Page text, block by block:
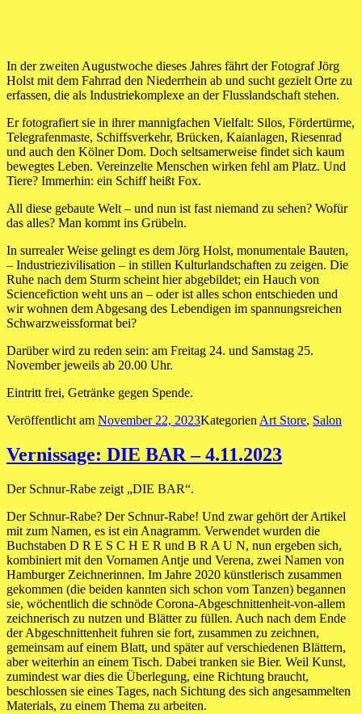
In der zweiten Augustwoche dieses Jahres fährt der Fotograf Jörg
Holst mit dem Fahrrad den Niederrhein ab und sucht gezielt Orte zu
erfassen, die als Industriekomplexe an der Flusslandschaft stehen.
Er fotografiert sie in ihrer mannigfachen Vielfalt: Silos, Fördertürme,
Telegrafenmaste, Schiffsverkehr, Brücken, Kaianlagen, Riesenrad
und auch den Kölner Dom. Doch seltsamerweise findet sich kaum
bewegtes Leben. Vereinzelte Menschen wirken fehl am Platz. Und
Tiere? Immerhin: ein Schiff heißt Fox.
All diese gebaute Welt – und nun ist fast niemand zu sehen? Wofür
das alles? Man kommt ins Grübeln.
In surrealer Weise gelingt es dem Jörg Holst, monumentale Bauten,
– Industriezivilisation – in stillen Kulturlandschaften zu zeigen. Die
Ruhe nach dem Sturm scheint hier abgebildet; ein Hauch von
Sciencefiction weht uns an – oder ist alles schon entschieden und
wir wohnen dem Abgesang des Lebendigen im spannungsreichen
Schwarzweissformat bei?
Darüber wird zu reden sein: am Freitag 24. und Samstag 25.
November jeweils ab 20.00 Uhr.
Eintritt frei, Getränke gegen Spende.
Veröffentlicht am November 22, 2023KategorienArt Store, Salon
Vernissage: DIE BAR – 4.11.2023
Der Schnur-Rabe zeigt „DIE BAR“.
Der Schnur-Rabe? Der Schnur-Rabe! Und zwar gehört der Artikel
mit zum Namen, es ist ein Anagramm. Verwendet wurden die
Buchstaben D R E S C H E R und B R A U N, nun ergeben sich,
kombiniert mit den Vornamen Antje und Verena, zwei Namen von
Hamburger Zeichnerinnen. Im Jahre 2020 künstlerisch zusammen
gekommen (die beiden kannten sich schon vom Tanzen) begannen
sie, wöchentlich die schnöde Corona-Abgeschnittenheit-von-allem
zeichnerisch zu nutzen und Blätter zu füllen. Auch nach dem Ende
der Abgeschnittenheit fuhren sie fort, zusammen zu zeichnen,
gemeinsam auf einem Blatt, und später auf verschiedenen Blättern,
aber weiterhin an einem Tisch. Dabei tranken sie Bier. Weil Kunst,
zumindest war dies die Überlegung, eine Richtung braucht,
beschlossen sie eines Tages, nach Sichtung des sich angesammelten
Materials, zu einem Thema zu arbeiten.